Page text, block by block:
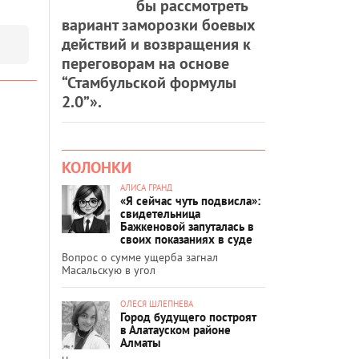
бы рассмотреть
вариант заморозки боевых
действий и возвращения к
переговорам на основе
“Стамбульской формулы
2.0”».
КОЛОНКИ
АЛИСА ГРАНД
«Я сейчас чуть подвисла»:
свидетельница
Бажкеновой запуталась в
своих показаниях в суде
Вопрос о сумме ущерба загнал
Масальскую в угол
ОЛЕСЯ ШЛЕПНЕВА
Город будущего построят
в Алатауском районе
Алматы